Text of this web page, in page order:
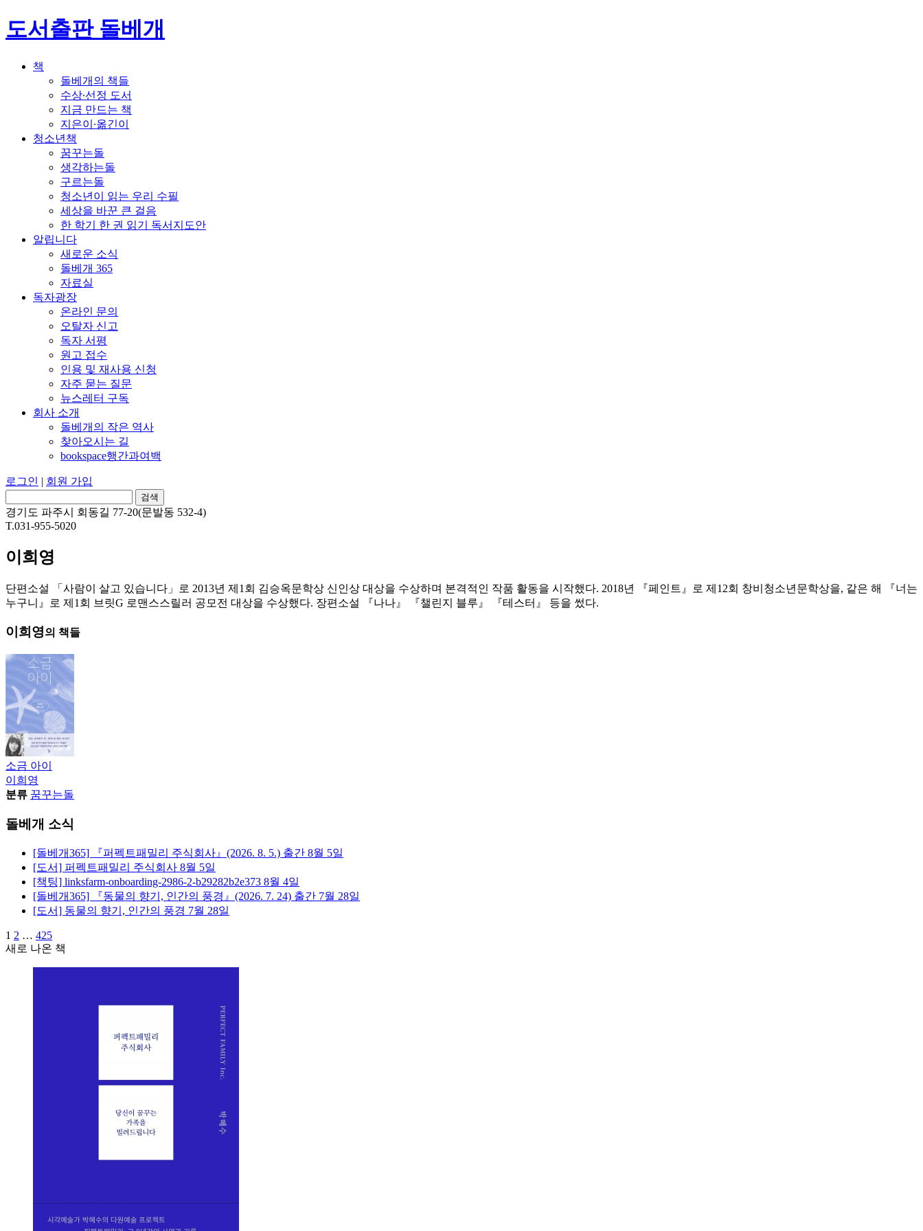
도서출판 돌베개
책
돌베개의 책들
수상∙선정 도서
지금 만드는 책
지은이∙옮긴이
청소년책
꿈꾸는돌
생각하는돌
구르는돌
청소년이 읽는 우리 수필
세상을 바꾼 큰 걸음
한 학기 한 권 읽기 독서지도안
알립니다
새로운 소식
돌베개 365
자료실
독자광장
온라인 문의
오탈자 신고
독자 서평
원고 접수
인용 및 재사용 신청
자주 묻는 질문
뉴스레터 구독
회사 소개
돌베개의 작은 역사
찾아오시는 길
bookspace행간과여백
로그인 | 회원 가입
경기도 파주시 회동길 77-20(문발동 532-4)
T.031-955-5020
이희영
단편소설 「사람이 살고 있습니다」로 2013년 제1회 김승옥문학상 신인상 대상을 수상하며 본격적인 작품 활동을 시작했다. 2018년 『페인트』로 제12회 창비청소년문학상을, 같은 해 『너는
누구니』로 제1회 브릿G 로맨스스릴러 공모전 대상을 수상했다. 장편소설 『나나』 『챌린지 블루』 『테스터』 등을 썼다.
이희영의 책들
소금 아이
이희영
분류 꿈꾸는돌
돌베개 소식
[돌베개365] 『퍼펙트패밀리 주식회사』(2026. 8. 5.) 출간 8월 5일
[도서] 퍼펙트패밀리 주식회사 8월 5일
[책팅] linksfarm-onboarding-2986-2-b29282b2e373 8월 4일
[돌베개365] 『동물의 향기, 인간의 풍경』(2026. 7. 24) 출간 7월 28일
[도서] 동물의 향기, 인간의 풍경 7월 28일
1 2 … 425
새로 나온 책